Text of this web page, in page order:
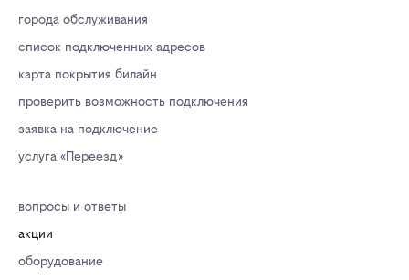
города обслуживания
список подключенных адресов
карта покрытия билайн
проверить возможность подключения
заявка на подключение
услуга «Переезд»
вопросы и ответы
акции
оборудование